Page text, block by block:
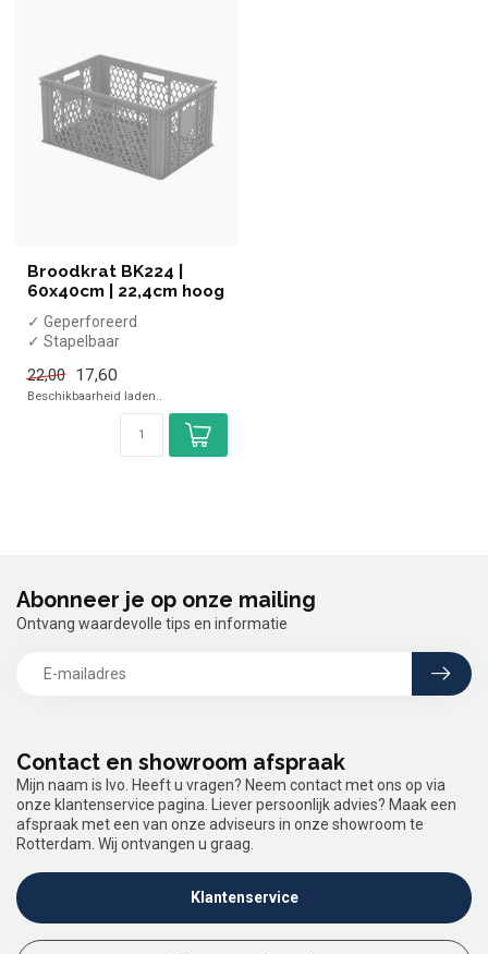
Broodkrat BK224 |
60x40cm | 22,4cm hoog
✓ Geperforeerd
✓ Stapelbaar
22,00
17,60
Beschikbaarheid laden..
Contact en showroom afspraak
Mijn naam is Ivo. Heeft u vragen? Neem contact met ons op via
onze klantenservice pagina. Liever persoonlijk advies? Maak een
afspraak met een van onze adviseurs in onze showroom te
Rotterdam. Wij ontvangen u graag.
Klantenservice
Abonneer je op onze mailing
Ontvang waardevolle tips en informatie